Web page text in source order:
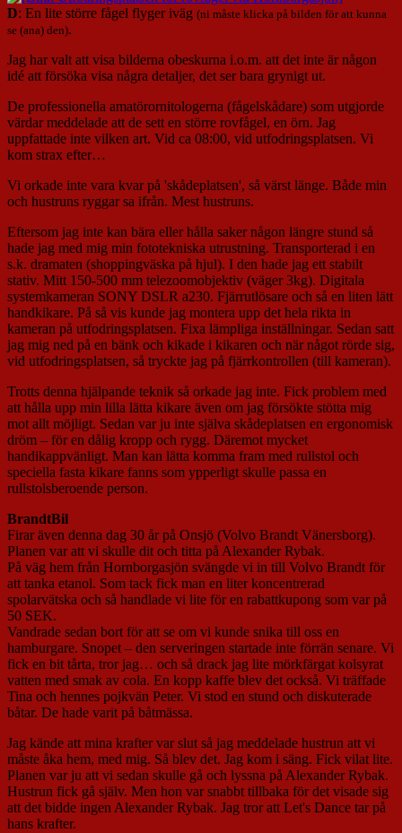
D: En lite större fågel flyger iväg (ni måste klicka på bilden för att kunna
se (ana) den).
Jag har valt att visa bilderna obeskurna i.o.m. att det inte är någon
idé att försöka visa några detaljer, det ser bara grynigt ut.
De professionella amatörornitologerna (fågelskådare) som utgjorde
värdar meddelade att de sett en större rovfågel, en örn. Jag
uppfattade inte vilken art. Vid ca 08:00, vid utfodringsplatsen. Vi
kom strax efter…
Vi orkade inte vara kvar på 'skådeplatsen', så värst länge. Både min
och hustruns ryggar sa ifrån. Mest hustruns.
Eftersom jag inte kan bära eller hålla saker någon längre stund så
hade jag med mig min fototekniska utrustning. Transporterad i en
s.k. dramaten (shoppingväska på hjul). I den hade jag ett stabilt
stativ. Mitt 150-500 mm telezoomobjektiv (väger 3kg). Digitala
systemkameran SONY DSLR a230. Fjärrutlösare och så en liten lätt
handkikare. På så vis kunde jag montera upp det hela rikta in
kameran på utfodringsplatsen. Fixa lämpliga inställningar. Sedan satt
jag mig ned på en bänk och kikade i kikaren och när något rörde sig,
vid utfodringsplatsen, så tryckte jag på fjärrkontrollen (till kameran).
Trotts denna hjälpande teknik så orkade jag inte. Fick problem med
att hålla upp min lilla lätta kikare även om jag försökte stötta mig
mot allt möjligt. Sedan var ju inte själva skådeplatsen en ergonomisk
dröm – för en dålig kropp och rygg. Däremot mycket
handikappvänligt. Man kan lätta komma fram med rullstol och
speciella fasta kikare fanns som ypperligt skulle passa en
rullstolsberoende person.
BrandtBil
Firar även denna dag 30 år på Onsjö (Volvo Brandt Vänersborg).
Planen var att vi skulle dit och titta på Alexander Rybak.
På väg hem från Hornborgasjön svängde vi in till Volvo Brandt för
att tanka etanol. Som tack fick man en liter koncentrerad
spolarvätska och så handlade vi lite för en rabattkupong som var på
50 SEK.
Vandrade sedan bort för att se om vi kunde snika till oss en
hamburgare. Snopet – den serveringen startade inte förrän senare. Vi
fick en bit tårta, tror jag… och så drack jag lite mörkfärgat kolsyrat
vatten med smak av cola. En kopp kaffe blev det också. Vi träffade
Tina och hennes pojkvän Peter. Vi stod en stund och diskuterade
båtar. De hade varit på båtmässa.
Jag kände att mina krafter var slut så jag meddelade hustrun att vi
måste åka hem, med mig. Så blev det. Jag kom i säng. Fick vilat lite.
Planen var ju att vi sedan skulle gå och lyssna på Alexander Rybak.
Hustrun fick gå själv. Men hon var snabbt tillbaka för det visade sig
att det bidde ingen Alexander Rybak. Jag tror att Let's Dance tar på
hans krafter.